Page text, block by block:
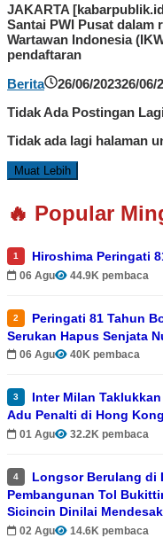
JAKARTA
Santai PWI Pusat dalam
Wartawan Indonesia
pendaftaran
Berita
26/06/202326/06/
Tidak Ada Postingan
Tidak ada lagi halaman
Muat Lebih
🔥 Popular
1 Hiroshima Peringati
06 Agu 44.9K pembaca
2
Peringati 81 Tahun
Serukan Hapus Senjata
06 Agu 40K pembaca
3
Inter Milan
Adu Penalti di Hong Kong
01 Agu 32.2K pembaca
4
Longsor Berulang di
Pembangunan Tol
Sicincin Dinilai Mendesak
02 Agu 14.6K pembaca